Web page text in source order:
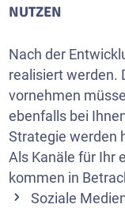
UTZEN
Nach der
realisiert werden.
vornehmen
ebenfalls bei
Strategie werden
Als Kanäle für Ihr
kommen in
Soziale